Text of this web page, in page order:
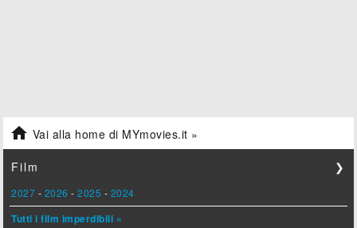
 Vai alla home di MYmovies.it »
Film ❯
2027 - 2026 -2025 - 2024
Tutti i film imperdibili »